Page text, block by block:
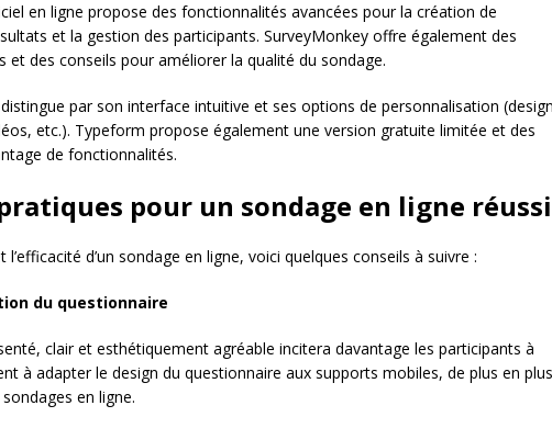
en ligne propose des fonctionnalités avancées pour la création de
et la gestion des participants. SurveyMonkey offre également des
et des conseils pour améliorer la qualité du sondage.
par son interface intuitive et ses options de personnalisation
etc.). Typeform propose également une version gratuite limitée et des
de fonctionnalités.
pour un sondage en ligne réussi
d’un sondage en ligne, voici quelques conseils à suivre :
du questionnaire
clair et esthétiquement agréable incitera davantage les participants à
à adapter le design du questionnaire aux supports mobiles, de plus en plus
en ligne.